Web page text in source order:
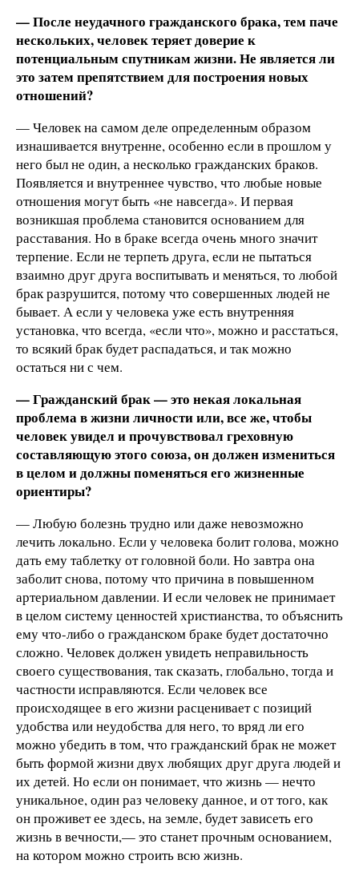
— После неудачного гражданского брака, тем паче
нескольких, человек теряет доверие к
потенциальным спутникам жизни. Не является ли
это затем препятствием для построения новых
отношений?
— Человек на самом деле определенным образом
изнашивается внутренне, особенно если в прошлом у
него был не один, а несколько гражданских браков.
Появляется и внутреннее чувство, что любые новые
отношения могут быть «не навсегда». И первая
возникшая проблема становится основанием для
расставания. Но в браке всегда очень много значит
терпение. Если не терпеть друга, если не пытаться
взаимно друг друга воспитывать и меняться, то любой
брак разрушится, потому что совершенных людей не
бывает. А если у человека уже есть внутренняя
установка, что всегда, «если что», можно и расстаться,
то всякий брак будет распадаться, и так можно
остаться ни с чем.
— Гражданский брак — это некая локальная
проблема в жизни личности или, все же, чтобы
человек увидел и прочувствовал греховную
составляющую этого союза, он должен измениться
в целом и должны поменяться его жизненные
ориентиры?
— Любую болезнь трудно или даже невозможно
лечить локально. Если у человека болит голова, можно
дать ему таблетку от головной боли. Но завтра она
заболит снова, потому что причина в повышенном
артериальном давлении. И если человек не принимает
в целом систему ценностей христианства, то объяснить
ему что-либо о гражданском браке будет достаточно
сложно. Человек должен увидеть неправильность
своего существования, так сказать, глобально, тогда и
частности исправляются. Если человек все
происходящее в его жизни расценивает с позиций
удобства или неудобства для него, то вряд ли его
можно убедить в том, что гражданский брак не может
быть формой жизни двух любящих друг друга людей и
их детей. Но если он понимает, что жизнь — нечто
уникальное, один раз человеку данное, и от того, как
он проживет ее здесь, на земле, будет зависеть его
жизнь в вечности,— это станет прочным основанием,
на котором можно строить всю жизнь.